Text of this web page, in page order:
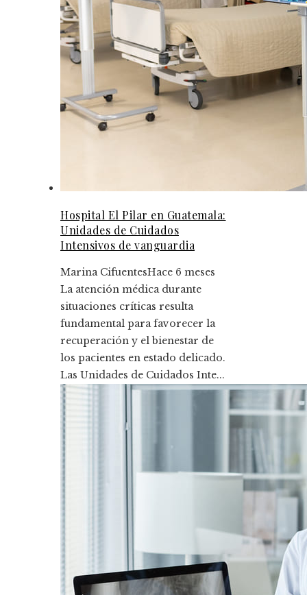
Hospital El Pilar en Guatemala:
Unidades de Cuidados
Intensivos de vanguardia
Marina CifuentesHace 6 meses
La atención médica durante
situaciones críticas resulta
fundamental para favorecer la
recuperación y el bienestar de
los pacientes en estado delicado.
Las Unidades de Cuidados Inte...